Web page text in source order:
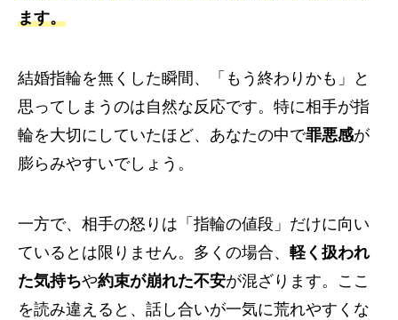
ます。
結婚指輪を無くした瞬間、「もう終わりかも」と
思ってしまうのは自然な反応です。特に相手が指
輪を大切にしていたほど、あなたの中で罪悪感が
膨らみやすいでしょう。
一方で、相手の怒りは「指輪の値段」だけに向い
ているとは限りません。多くの場合、 軽く扱われ
た気持ちや約束が崩れた不安が混ざります。ここ
を読み違えると、話し合いが一気に荒れやすくな